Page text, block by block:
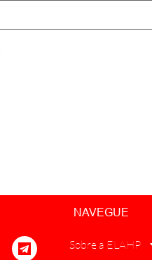
NAVEGUE
Sobre a ELAHP